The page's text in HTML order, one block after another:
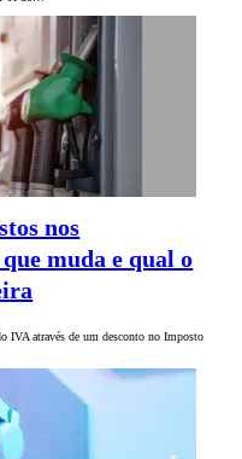
nos
muda e qual o
IVA através de um desconto no Imposto